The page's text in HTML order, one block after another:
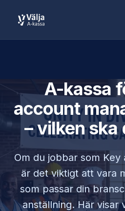
A-kassa
account
– vilken ska
Om du jobbar som Key
är det viktigt att vara
som passar din
anställning. Här visar